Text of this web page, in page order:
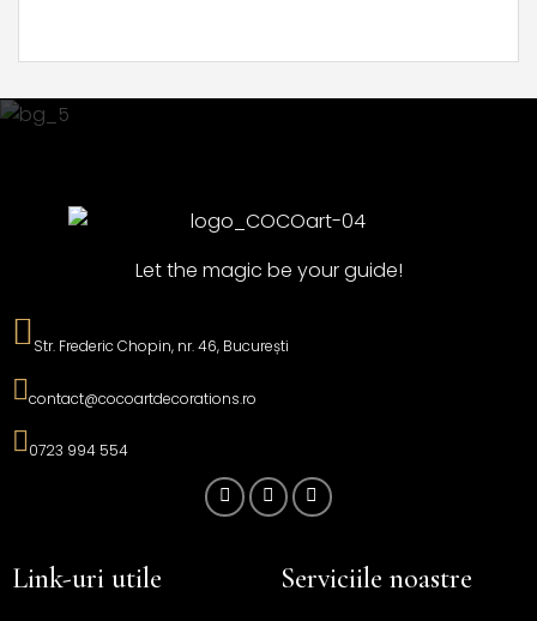
Let the magic be your guide!
Str. Frederic Chopin, nr. 46, București
contact@cocoartdecorations.ro
0723 994 554
Link-uri utile Serviciile noastre